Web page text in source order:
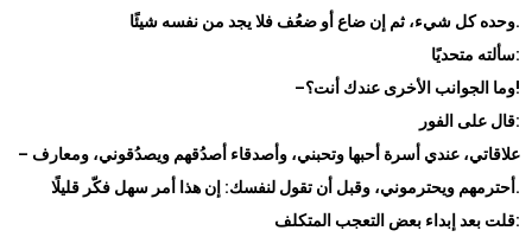
وحده كل شيء، ثم إن ضاع أو ضعُف فلا يجد من نفسه شيئًا.
سألته متحديًا:
–وما الجوانب الأخرى عندك أنت؟!
قال على الفور:
– علاقاتي، عندي أسرة أحبها وتحبني، وأصدقاء أصدُقهم ويصدُقوني، ومعارف
أحترمهم ويحترموني، وقبل أن تقول لنفسك: إن هذا أمر سهل فكّر قليلًا .
قلت بعد إبداء بعض التعجب المتكلف: